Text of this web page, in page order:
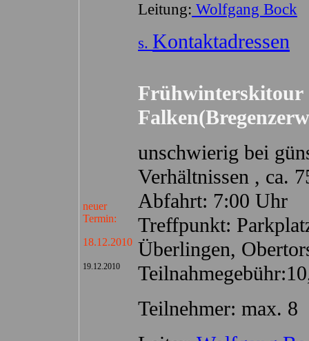
Leitung: Wolfgang Bock
s. Kontaktadressen
neuer
Termin:
18.12.2010
19.12.2010
Frühwinterskitour
unschwierig bei
Verhältnissen , ca.
Abfahrt: 7:00 Uhr
Treffpunkt:
Überlingen,
Teilnehmer: max. 8